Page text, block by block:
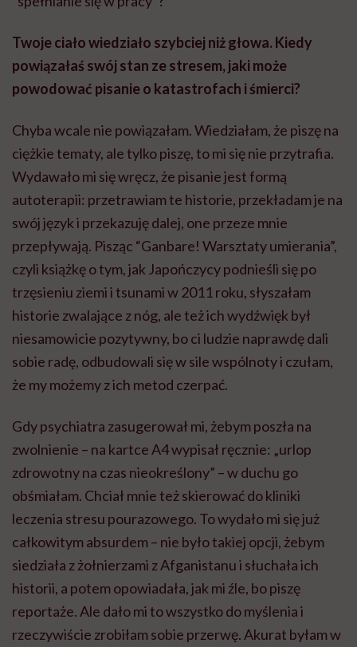
Twoje ciało wiedziało szybciej niż głowa. Kiedy
powiązałaś swój stan ze stresem, jaki może
powodować pisanie o katastrofach i śmierci?
Chyba wcale nie powiązałam. Wiedziałam, że piszę na
ciężkie tematy, ale tylko piszę, to mi się nie przytrafia.
Wydawało mi się wręcz, że pisanie jest formą
autoterapii: przetrawiam te historie, przekładam je na
swój język i przekazuję dalej, one przeze mnie
przepływają. Pisząc “Ganbare! Warsztaty umierania”,
czyli książkę o tym, jak Japończycy podnieśli się po
trzęsieniu ziemi i tsunami w 2011 roku, słyszałam
historie zwalające z nóg, ale też ich wydźwięk był
niesamowicie pozytywny, bo ci ludzie naprawdę dali
sobie radę, odbudowali się w sile wspólnoty i czułam,
że my możemy z ich metod czerpać.
Gdy psychiatra zasugerował mi, żebym poszła na
zwolnienie – na kartce A4 wypisał ręcznie: „urlop
zdrowotny na czas nieokreślony” – w duchu go
obśmiałam. Chciał mnie też skierować do kliniki
leczenia stresu pourazowego. To wydało mi się już
całkowitym absurdem – nie było takiej opcji, żebym
siedziała z żołnierzami z Afganistanu i słuchała ich
historii, a potem opowiadała, jak mi źle, bo piszę
reportaże. Ale dało mi to wszystko do myślenia i
rzeczywiście zrobiłam sobie przerwę. Akurat byłam w